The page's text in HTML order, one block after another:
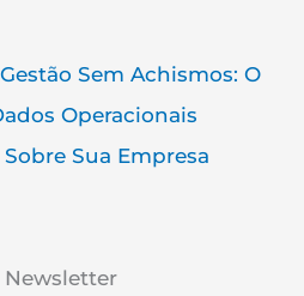
Sem Achismos: O
Operacionais
Sua Empresa
Newsletter